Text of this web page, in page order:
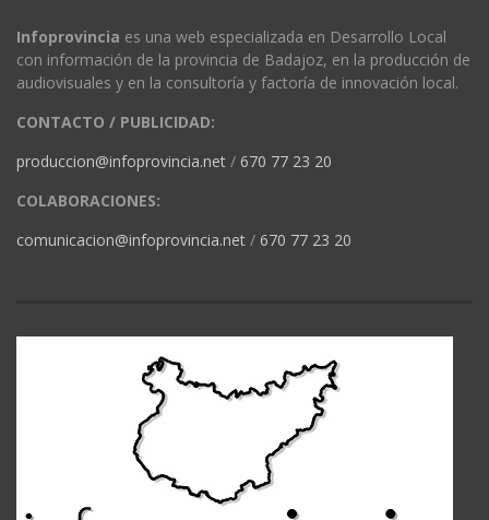
Infoprovincia es una web especializada en Desarrollo Local
con información de la provincia de Badajoz, en la producción de
audiovisuales y en la consultoría y factoría de innovación local.
CONTACTO / PUBLICIDAD:
produccion@infoprovincia.net / 670 77 23 20
COLABORACIONES:
comunicacion@infoprovincia.net / 670 77 23 20